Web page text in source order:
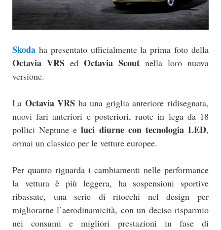
Skoda ha presentato ufficialmente la prima foto della
Octavia VRS ed Octavia Scout nella loro nuova
versione.
La Octavia VRS ha una griglia anteriore ridisegnata,
nuovi fari anteriori e posteriori, ruote in lega da 18
pollici Neptune eluci diurne con tecnologia LED,
ormai un classico per le vetture europee.
Per quanto riguarda i cambiamenti nelle performance
la vettura è più leggera, ha sospensioni sportive
ribassate, una serie di ritocchi nel design per
migliorarne l’aerodinamicità, con un deciso risparmio
nei consumi e migliori prestazioni in fase di